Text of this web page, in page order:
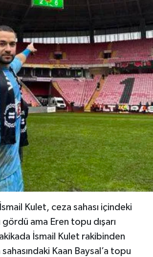
Kulet, ceza sahası içindeki
gördü ama Eren topu dışarı
İsmail Kulet rakibinden
sahasındaki Kaan Baysal’a topu